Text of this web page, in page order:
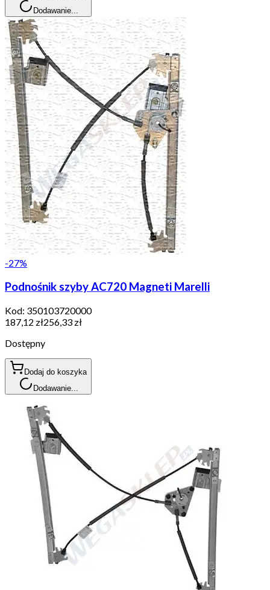
Dodawanie...
-27%
Podnośnik szyby AC720 Magneti Marelli
Kod: 350103720000
187,12 zł256,33 zł
Dostępny
Dodaj do koszyka
Dodawanie...